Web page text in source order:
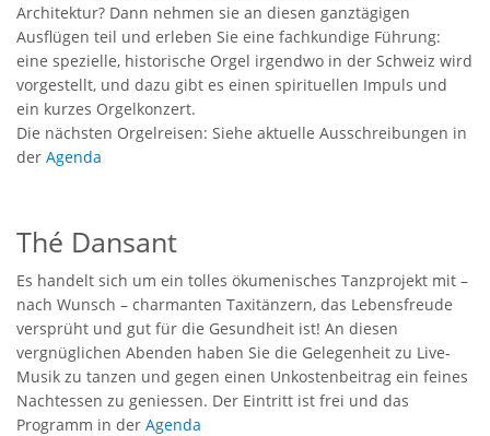
Architektur? Dann nehmen sie an diesen ganztägigen
Ausflügen teil und erleben Sie eine fachkundige Führung:
eine spezielle, historische Orgel irgendwo in der Schweiz wird
vorgestellt, und dazu gibt es einen spirituellen Impuls und
ein kurzes Orgelkonzert.
Die nächsten Orgelreisen: Siehe aktuelle Ausschreibungen in
der Agenda
Thé Dansant
Es handelt sich um ein tolles ökumenisches Tanzprojekt mit –
nach Wunsch – charmanten Taxitänzern, das Lebensfreude
versprüht und gut für die Gesundheit ist! An diesen
vergnüglichen Abenden haben Sie die Gelegenheit zu Live-
Musik zu tanzen und gegen einen Unkostenbeitrag ein feines
Nachtessen zu geniessen. Der Eintritt ist frei und das
Programm in der Agenda